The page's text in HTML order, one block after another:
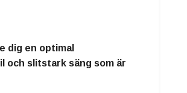
dig en optimal
och slitstark säng som är